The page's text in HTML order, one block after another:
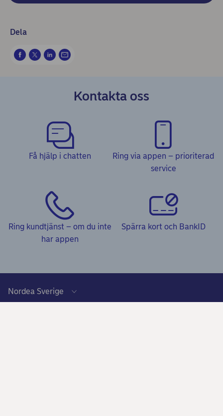
Dela
Kontakta oss
Få hjälp i chatten
Ring via appen – prioriterad
service
Ring kundtjänst – om du inte
har appen
Spärra kort och BankID